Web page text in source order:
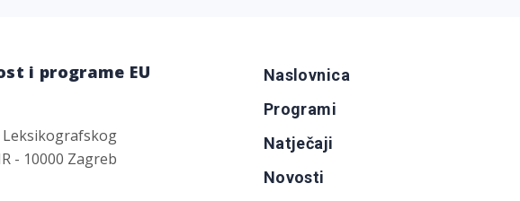
i programe EU
Leksikografskog
- 10000 Zagreb
Naslovnica
Programi
Natječaji
Novosti